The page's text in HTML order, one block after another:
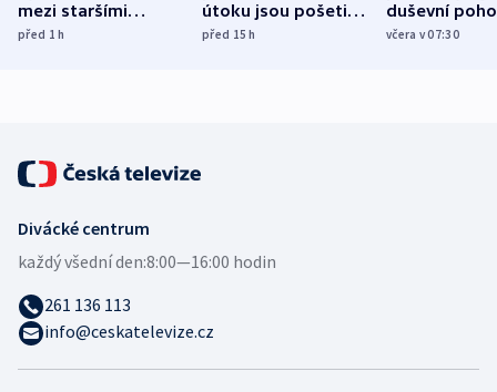
mezi staršími
Poláky nebezpečné
před 1h
útoku jsou pošetilé,
míní estonský
před 15h
duševní
ukázala
včera v 07:30
Divácké centrum
každý všední den:8:00—16:00 hodin
261 136 113
info@ceskatelevize.cz